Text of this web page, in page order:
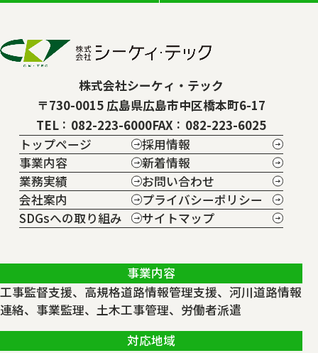
株式会社シーケィ・テック
〒730-0015 広島県広島市中区橋本町6-17
TEL
082-223-6000FAX
082-223-6025
トップページ
事業内容
業務実績
会社案内
SDGsへの取り組み
採用情報
新着情報
お問い合わせ
プライバシーポリシー
サイトマップ
事業内容
工事監督支援、高規格道路情報管理支援、河川道路情報
連絡、事業監理、土木工事管理、労働者派遣
対応地域